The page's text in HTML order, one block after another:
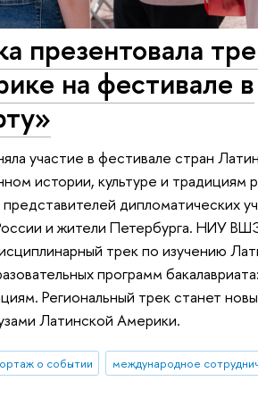
презентовала
на фестивале в
участие в фестивале стран
истории, культуре и традициям
дипломатических
и жители Петербурга. НИУ
трек по изучению
программ
Региональный трек станет
Латинской Америки.
о событии международное